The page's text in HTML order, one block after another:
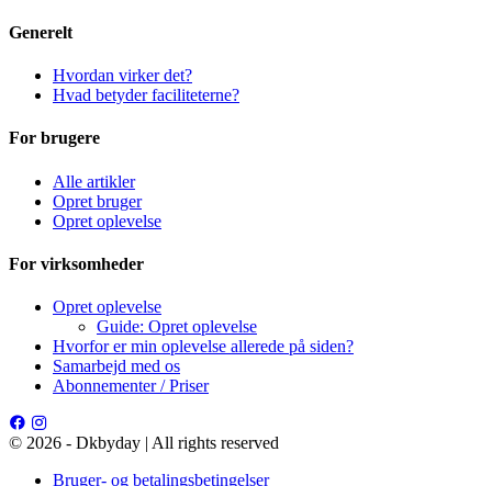
Generelt
Hvordan virker det?
Hvad betyder faciliteterne?
For brugere
Alle artikler
Opret bruger
Opret oplevelse
For virksomheder
Opret oplevelse
Guide: Opret oplevelse
Hvorfor er min oplevelse allerede på siden?
Samarbejd med os
Abonnementer / Priser
© 2026 - Dkbyday | All rights reserved
Bruger- og betalingsbetingelser